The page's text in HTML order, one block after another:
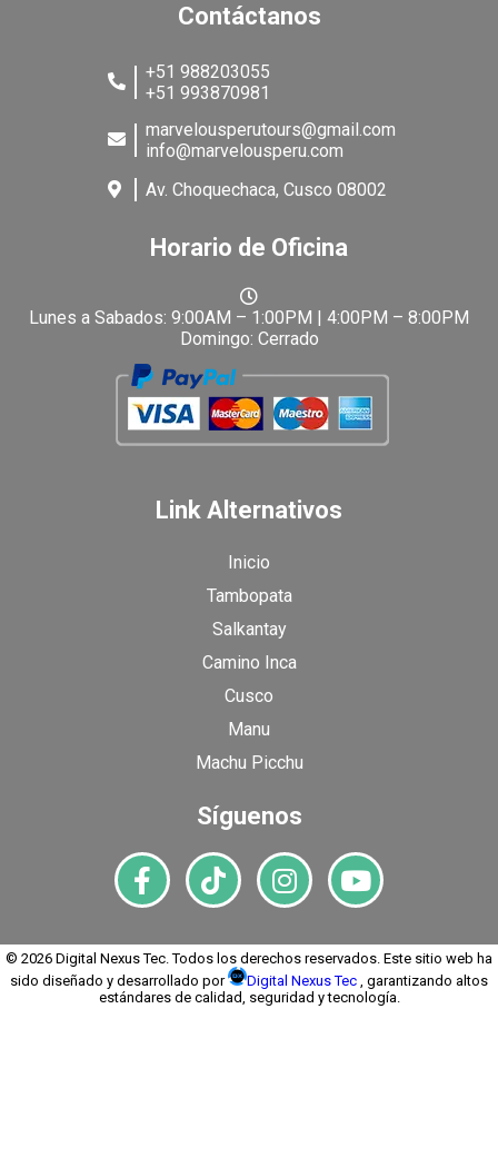
Contáctanos
+51 988203055
+51 993870981
marvelousperutours@gmail.com
info@marvelousperu.com
Av. Choquechaca, Cusco 08002
Horario de Oficina
Lunes a Sabados: 9:00AM – 1:00PM | 4:00PM – 8:00PM
Domingo: Cerrado
Link Alternativos
Inicio
Tambopata
Salkantay
Camino Inca
Cusco
Manu
Machu Picchu
Síguenos
© 2026 Digital Nexus Tec. Todos los derechos reservados. Este sitio web ha
sido diseñado y desarrollado por
Digital Nexus Tec , garantizando altos
estándares de calidad, seguridad y tecnología.